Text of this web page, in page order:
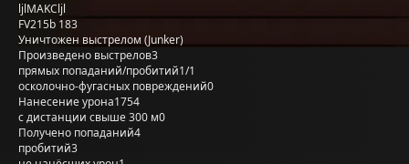
ljlMAKCljl
FV215b 183
Уничтожен выстрелом (Junker)
Произведено выстрелов3
прямых попаданий/пробитий1/1
осколочно-фугасных повреждений0
Нанесение урона1754
с дистанции свыше 300 м0
Получено попаданий4
пробитий3